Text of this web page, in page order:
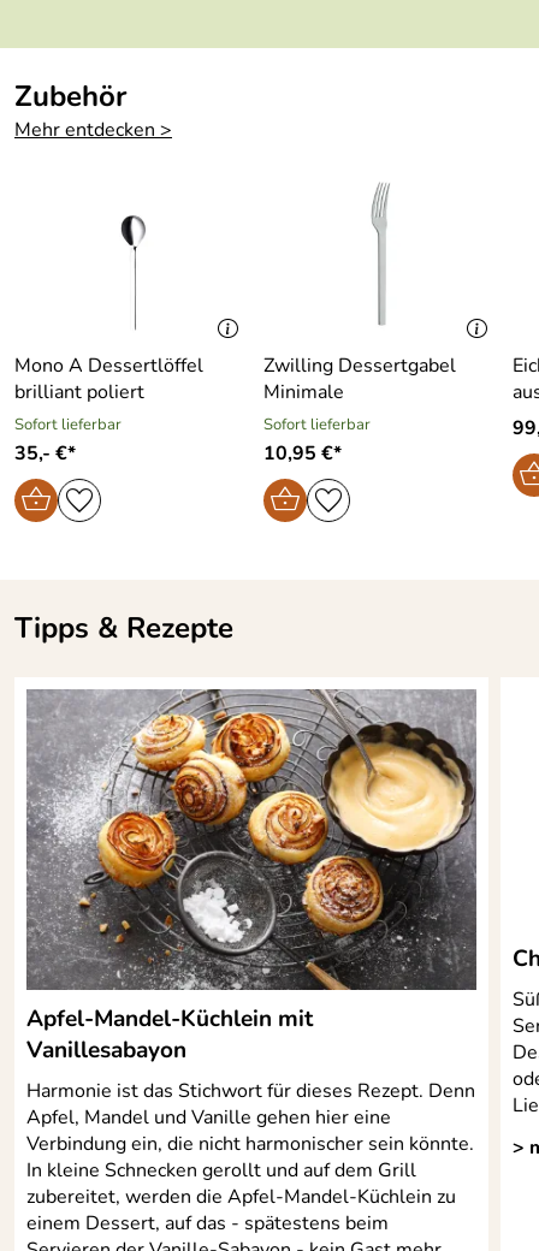
Geeignet für
ja
Geeignet für
Gefriertruhe:
Geschenkkarto
Zubehör
Mehr entdecken >
Mono A Dessertlöffel
brilliant poliert
Sofort lieferbar
35,- €*
Zwilling Dessertgabel
Minimale
Sofort lieferbar
10,95 €*
Tipps & Rezepte
Apfel-Mandel-Küchlein mit
Vanillesabayon
Harmonie ist das Stichwort für dieses Rezept. Denn
Apfel, Mandel und Vanille gehen hier eine
Verbindung ein, die nicht harmonischer sein könnte.
In kleine Schnecken gerollt und auf dem Grill
zubereitet, werden die Apfel-Mandel-Küchlein zu
einem Dessert, auf das - spätestens beim
>